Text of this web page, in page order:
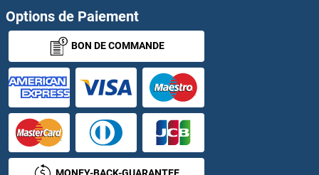
INSM1 Anticorps
INSM2 Anticorps
INSRR Anticorps
Insulin Anticorps
Insulin Receptor Anticorps
Options de Paiement
BON DE COMMANDE